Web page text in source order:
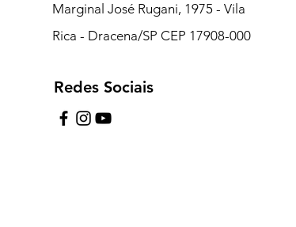
de Plantão)
Marginal José Rugani, 1975 - Vila
Rica - Dracena/SP CEP 17908-000
Redes Sociais